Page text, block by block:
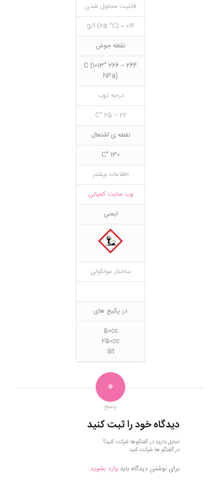
قابلیت محلول شدن
0.014 g/l (25 °C)
نقطه جوش
264 – 266 °C (1013
hPa)
درجه ذوب
22 – 25 °C
نقطه ی اشتعال
130 °C
اطلاعات بیشتر
وب سایت کمپانی
ایمنی
ساختار مولکولی
در پکیج های
50cc
250cc
1lit
0
پاسخ
دیدگاه خود را ثبت کنید
تمایل دارید در گفتگوها شرکت کنید؟
در گفتگو ها شرکت کنید.
برای نوشتن دیدگاه باید وارد بشوید.